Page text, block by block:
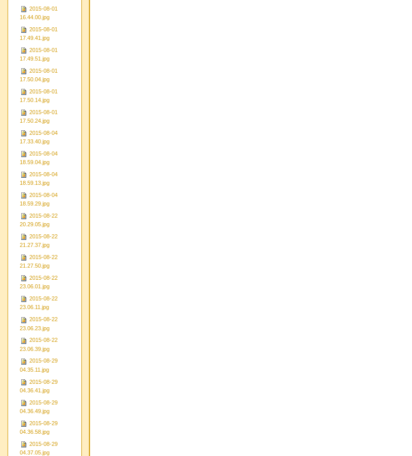
2015-08-01
16.44.00.jpg
2015-08-01
17.49.41.jpg
2015-08-01
17.49.51.jpg
2015-08-01
17.50.04.jpg
2015-08-01
17.50.14.jpg
2015-08-01
17.50.24.jpg
2015-08-04
17.33.40.jpg
2015-08-04
18.59.04.jpg
2015-08-04
18.59.13.jpg
2015-08-04
18.59.29.jpg
2015-08-22
20.29.05.jpg
2015-08-22
21.27.37.jpg
2015-08-22
21.27.50.jpg
2015-08-22
23.06.01.jpg
2015-08-22
23.06.11.jpg
2015-08-22
23.06.23.jpg
2015-08-22
23.06.39.jpg
2015-08-29
04.35.11.jpg
2015-08-29
04.36.41.jpg
2015-08-29
04.36.49.jpg
2015-08-29
04.36.58.jpg
2015-08-29
04.37.05.jpg